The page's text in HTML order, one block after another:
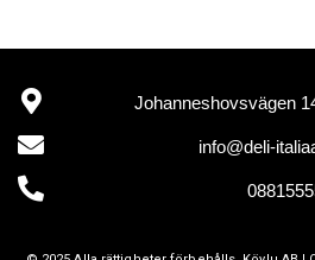
Johanneshovsvägen
info@deli-